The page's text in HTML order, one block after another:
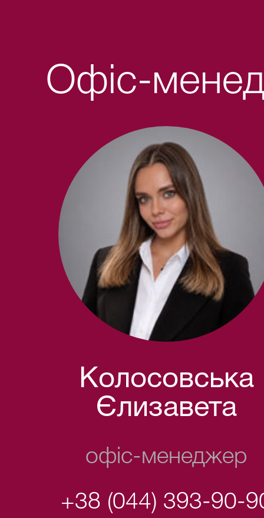
Офіс-
Колосовська
Єлизавета
офіс-менеджер
+38 (044) 393-90-